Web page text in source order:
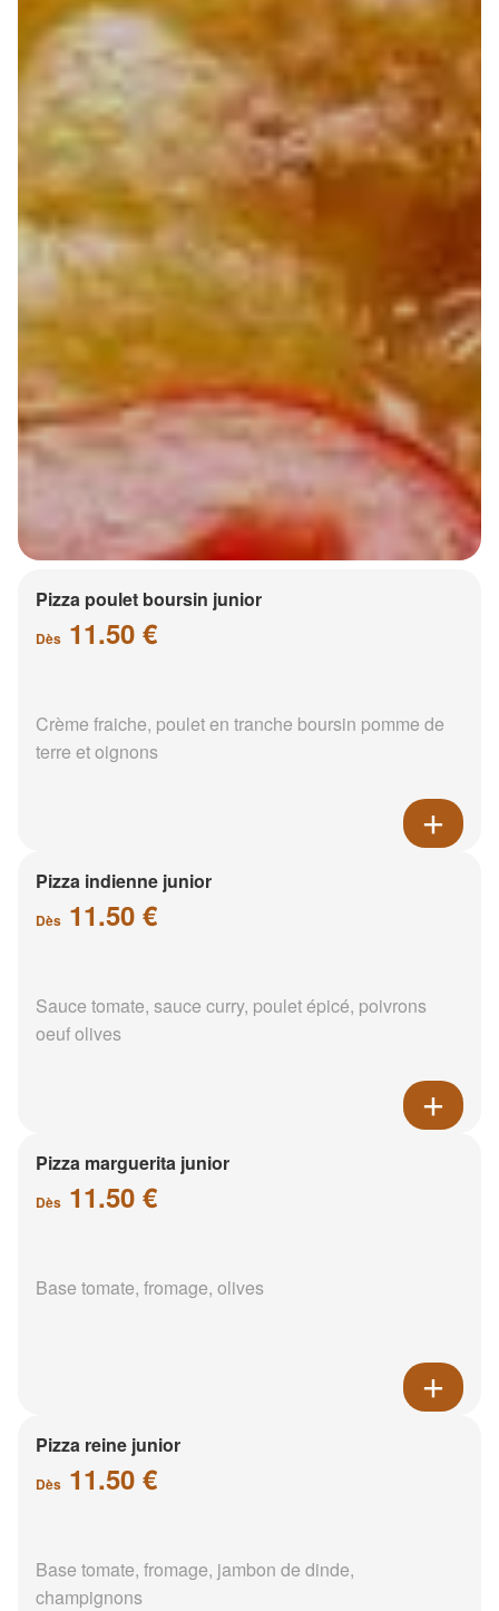
Pizza poulet boursin junior
Dès 11.50 €
Crème fraiche, poulet en tranche boursin pomme de
terre et oignons
Pizza indienne junior
Dès 11.50 €
Sauce tomate, sauce curry, poulet épicé, poivrons
oeuf olives
Pizza marguerita junior
Dès 11.50 €
Base tomate, fromage, olives
Pizza reine junior
Dès 11.50 €
Base tomate, fromage, jambon de dinde,
champignons